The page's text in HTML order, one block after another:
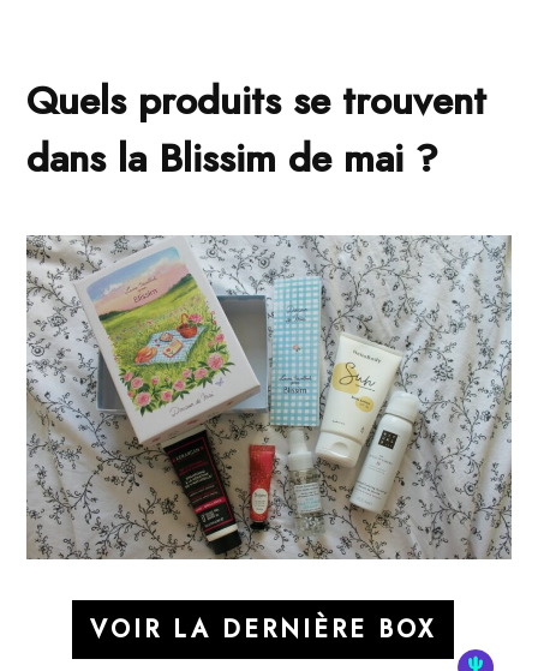
Quels produits se trouvent
dans la Blissim de mai ?
VOIR LA DERNIÈRE BOX